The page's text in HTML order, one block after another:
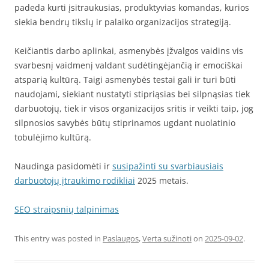
padeda kurti įsitraukusias, produktyvias komandas, kurios
siekia bendrų tikslų ir palaiko organizacijos strategiją.
Keičiantis darbo aplinkai, asmenybės įžvalgos vaidins vis
svarbesnį vaidmenį valdant sudėtingėjančią ir emociškai
atsparią kultūrą. Taigi asmenybės testai gali ir turi būti
naudojami, siekiant nustatyti stipriąsias bei silpnąsias tiek
darbuotojų, tiek ir visos organizacijos sritis ir veikti taip, jog
silpnosios savybės būtų stiprinamos ugdant nuolatinio
tobulėjimo kultūrą.
Naudinga pasidomėti ir susipažinti su svarbiausiais
darbuotojų įtraukimo rodikliai 2025 metais.
SEO straipsnių talpinimas
This entry was posted in Paslaugos,Verta sužinotion 2025-09-02.